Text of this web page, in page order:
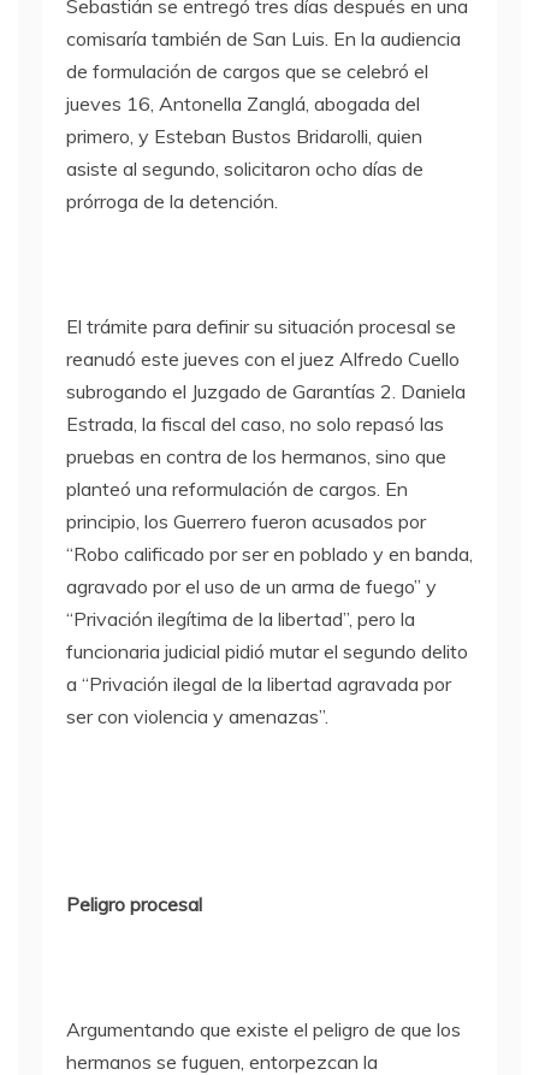
Sebastián se entregó tres días después en una
comisaría también de San Luis. En la audiencia
de formulación de cargos que se celebró el
jueves 16, Antonella Zanglá, abogada del
primero, y Esteban Bustos Bridarolli, quien
asiste al segundo, solicitaron ocho días de
prórroga de la detención.
El trámite para definir su situación procesal se
reanudó este jueves con el juez Alfredo Cuello
subrogando el Juzgado de Garantías 2. Daniela
Estrada, la fiscal del caso, no solo repasó las
pruebas en contra de los hermanos, sino que
planteó una reformulación de cargos. En
principio, los Guerrero fueron acusados por
“Robo calificado por ser en poblado y en banda,
agravado por el uso de un arma de fuego” y
“Privación ilegítima de la libertad”, pero la
funcionaria judicial pidió mutar el segundo delito
a “Privación ilegal de la libertad agravada por
ser con violencia y amenazas”.
Peligro procesal
Argumentando que existe el peligro de que los
hermanos se fuguen, entorpezcan la